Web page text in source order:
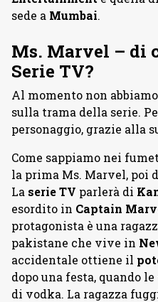
sede a Mumbai.
Ms. Marvel – di
Serie TV?
Al momento non
sulla trama della serie.
personaggio, grazie alla
Come sappiamo nei
la prima Ms. Marvel, poi
La serie TV parlerà di
esordito in Captain
protagonista è una
pakistane che vive in
accidentale ottiene il
dopo una festa, quando
di vodka. La ragazza